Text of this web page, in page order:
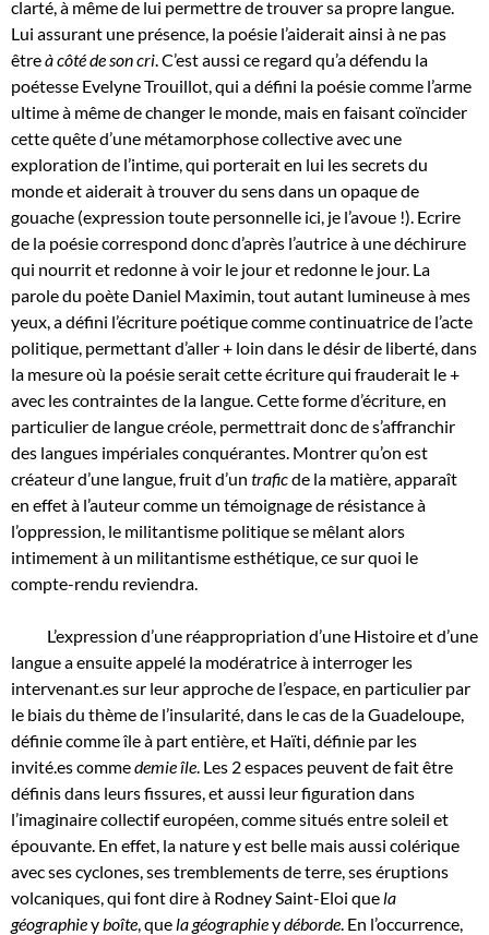
clarté, à même de lui permettre de trouver sa propre langue.
Lui assurant une présence, la poésie l’aiderait ainsi à ne pas
êtreà côté de son cri. C’est aussi ce regard qu’a défendu la
poétesse Evelyne Trouillot, qui a défini la poésie comme l’arme
ultime à même de changer le monde, mais en faisant coïncider
cette quête d’une métamorphose collective avec une
exploration de l’intime, qui porterait en lui les secrets du
monde et aiderait à trouver du sens dans un opaque de
gouache (expression toute personnelle ici, je l’avoue !). Ecrire
de la poésie correspond donc d’après l’autrice à une déchirure
qui nourrit et redonne à voir le jour et redonne le jour. La
parole du poète Daniel Maximin, tout autant lumineuse à mes
yeux, a défini l’écriture poétique comme continuatrice de l’acte
politique, permettant d’aller + loin dans le désir de liberté, dans
la mesure où la poésie serait cette écriture qui frauderait le +
avec les contraintes de la langue. Cette forme d’écriture, en
particulier de langue créole, permettrait donc de s’affranchir
des langues impériales conquérantes. Montrer qu’on est
créateur d’une langue, fruit d’un traficde la matière, apparaît
en effet à l’auteur comme un témoignage de résistance à
l’oppression, le militantisme politique se mêlant alors
intimement à un militantisme esthétique, ce sur quoi le
compte-rendu reviendra.
L’expression d’une réappropriation d’une Histoire et d’une
langue a ensuite appelé la modératrice à interroger les
intervenant.es sur leur approche de l’espace, en particulier par
le biais du thème de l’insularité, dans le cas de la Guadeloupe,
définie comme île à part entière, et Haïti, définie par les
invité.es commedemie île. Les 2 espaces peuvent de fait être
définis dans leurs fissures, et aussi leur figuration dans
l’imaginaire collectif européen, comme situés entre soleil et
épouvante. En effet, la nature y est belle mais aussi colérique
avec ses cyclones, ses tremblements de terre, ses éruptions
volcaniques, qui font dire à Rodney Saint-Eloi quela
géographieyboîte, quela géographieydéborde. En l’occurrence,